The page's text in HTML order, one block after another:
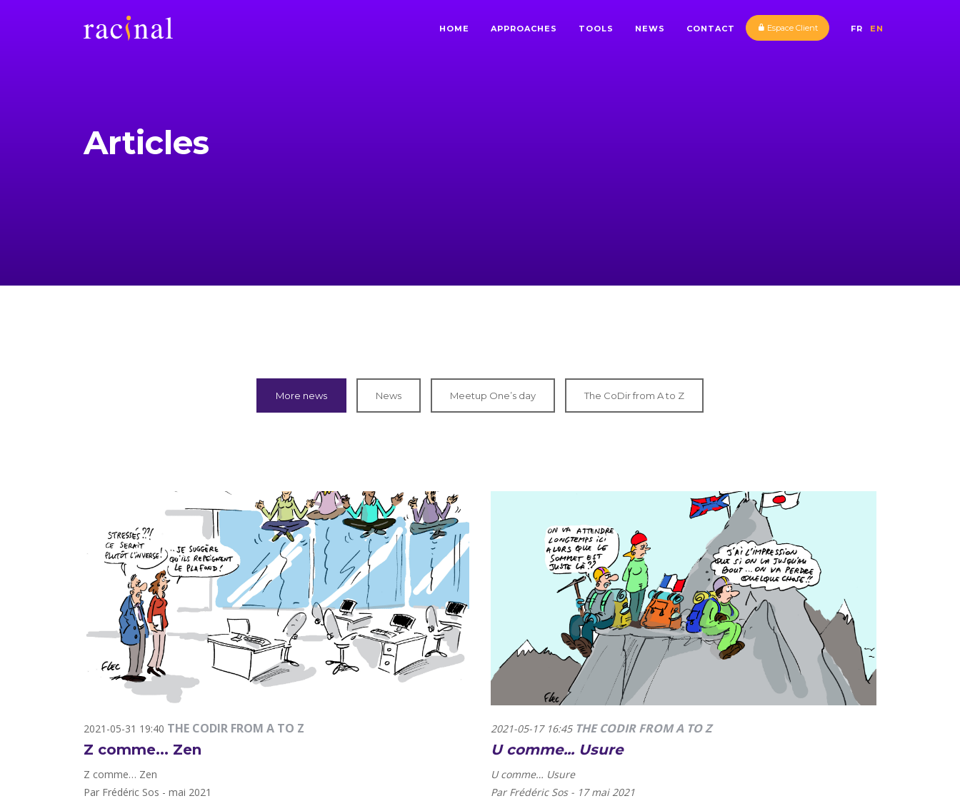
FR EN
HOME APPROACHES TOOLS NEWS CONTACT Espace Client
Articles
More news News Meetup One’s day The CoDir from A to Z
2021-05-31 19:40 THE CODIR FROM A TO Z
Z comme... Zen
Z comme… Zen
Par Frédéric Sos - mai 2021
2021-05-17 16:45 THE CODIR FROM A TO Z
U comme... Usure
U comme… Usure
Par Frédéric Sos - 17 mai 2021